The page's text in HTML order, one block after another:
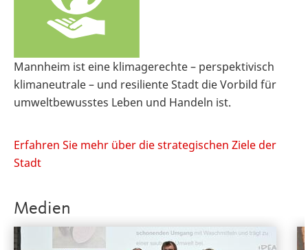
Mannheim ist eine klimagerechte – perspektivisch
klimaneutrale – und resiliente Stadt die Vorbild für
umweltbewusstes Leben und Handeln ist.
Erfahren Sie mehr über die strategischen Ziele der
Stadt
Medien